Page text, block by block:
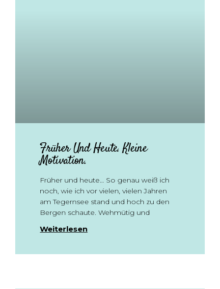
Früher Und Heute. Kleine
Motivation.
Früher und heute… So genau weiß ich
noch, wie ich vor vielen, vielen Jahren
am Tegernsee stand und hoch zu den
Bergen schaute. Wehmütig und
Weiterlesen